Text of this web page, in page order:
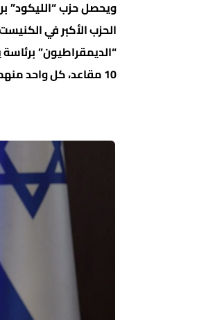
“الديمقراطيون”
10 مقاعد، كل واحد منهما، وكذلك الأمر حزب “شاس” برئاسة عضو الكنيست أرييه درعي.